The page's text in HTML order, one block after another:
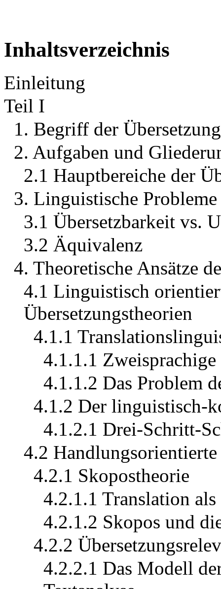
Inhaltsverzeichnis
Einleitung
Teil I
1. Begriff der Übersetzung
2. Aufgaben und
2.1 Hauptbereiche der
3. Linguistische
3.1 Übersetzbarkeit vs.
3.2 Äquivalenz
4. Theoretische Ansätze
4.1 Linguistisch
Übersetzungstheorien
4.1.1
4.1.1.1
4.1.1.2 Das Problem
4.1.2 Der linguistisch-
4.1.2.1 Drei-Schritt-
4.2
4.2.1 Skopostheorie
4.2.1.1 Translation
4.2.1.2 Skopos und
4.2.2
4.2.2.1 Das Modell